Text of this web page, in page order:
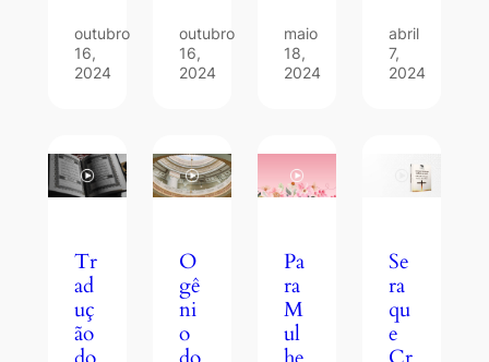
outubro
16,
2024
outubro
16,
2024
maio
18,
2024
abril
7,
2024
Tr
ad
uç
ão
O
gê
ni
o
Pa
ra
M
ul
Se
ra
qu
e